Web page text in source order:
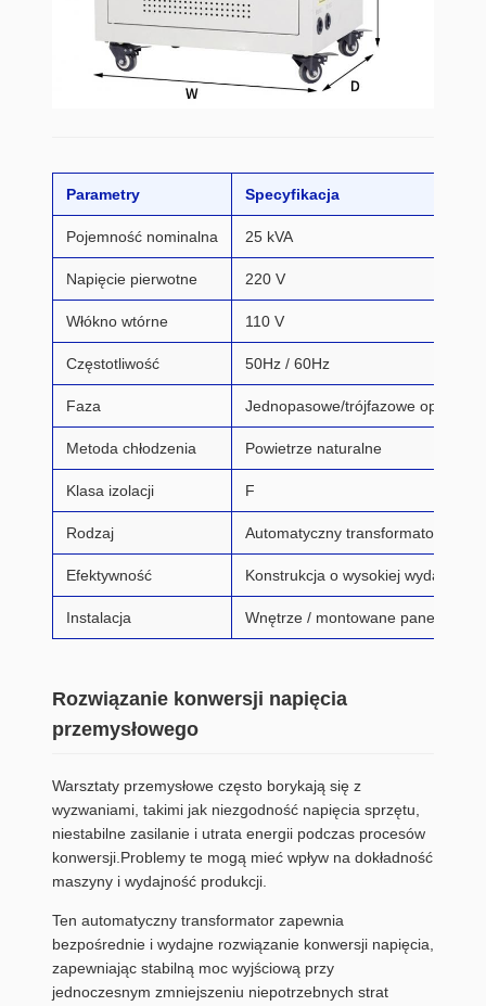
Parametry Specyfikacja
Pojemność nominalna 25 kVA
Napięcie pierwotne 220 V
Włókno wtórne 110 V
Częstotliwość 50Hz / 60Hz
Faza Jednopasowe/trójfazowe
Metoda chłodzenia Powietrze naturalne
Klasa izolacji F
Rodzaj Automatyczny transformator
Efektywność Konstrukcja o wysokiej wydajności
Instalacja Wnętrze / montowane panele
Rozwiązanie konwersji napięcia
przemysłowego
Warsztaty przemysłowe często borykają się z
wyzwaniami, takimi jak niezgodność napięcia sprzętu,
niestabilne zasilanie i utrata energii podczas procesów
konwersji.Problemy te mogą mieć wpływ na dokładność
maszyny i wydajność produkcji.
Ten automatyczny transformator zapewnia
bezpośrednie i wydajne rozwiązanie konwersji napięcia,
zapewniając stabilną moc wyjściową przy
jednoczesnym zmniejszeniu niepotrzebnych strat